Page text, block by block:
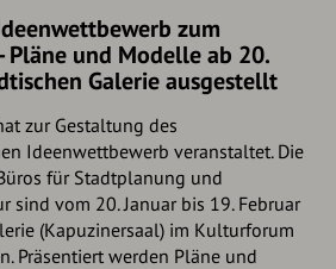
zum
Pläne und Modelle ab 20.
Galerie ausgestellt
zur Gestaltung des
Ideenwettbewerb veranstaltet. Die
für Stadtplanung und
sind vom 20. Januar bis 19. Februar
(Kapuzinersaal) im Kulturforum
Präsentiert werden Pläne und